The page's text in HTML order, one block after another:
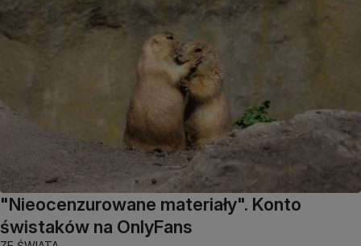
"Nieocenzurowane materiały". Konto
świstaków na OnlyFans